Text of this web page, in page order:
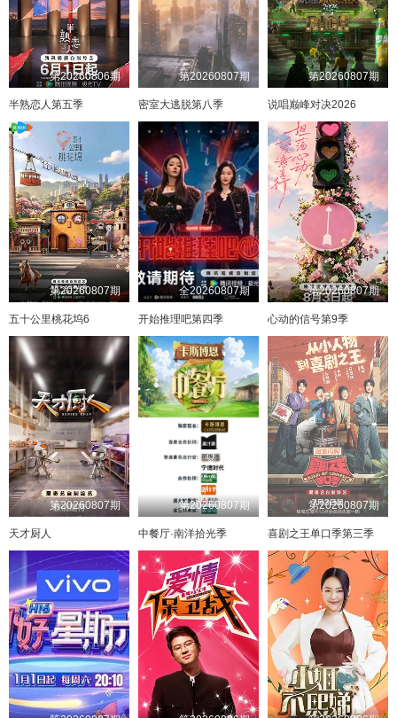
第20260806期
半熟恋人第五季
第20260807期
密室大逃脱第八季
第20260807期
说唱巅峰对决2026
第20260807期
五十公里桃花坞6
全20260807期
开始推理吧第四季
第20260807期
心动的信号第9季
第20260807期
天才厨人
第20260807期
中餐厅·南洋拾光季
第20260807期
喜剧之王单口季第三季